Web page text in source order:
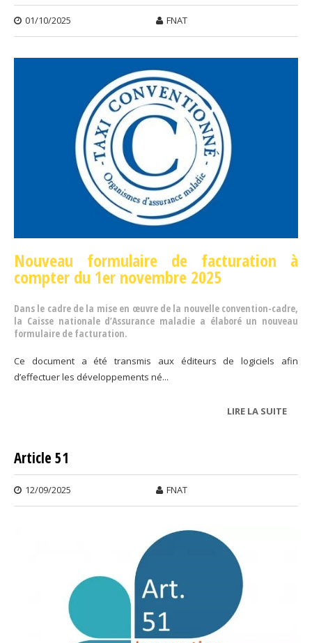
01/10/2025 FNAT
Nouveau formulaire de facturation à
compter du 1er novembre 2025
Dans le cadre de la mise en œuvre de la nouvelle convention-cadre,
la Caisse nationale d’Assurance maladie a élaboré un nouveau
formulaire de facturation.
Ce document a été transmis aux éditeurs de logiciels afin
d’effectuer les développements né...
LIRE LA SUITEDE
Article 51
12/09/2025 FNAT